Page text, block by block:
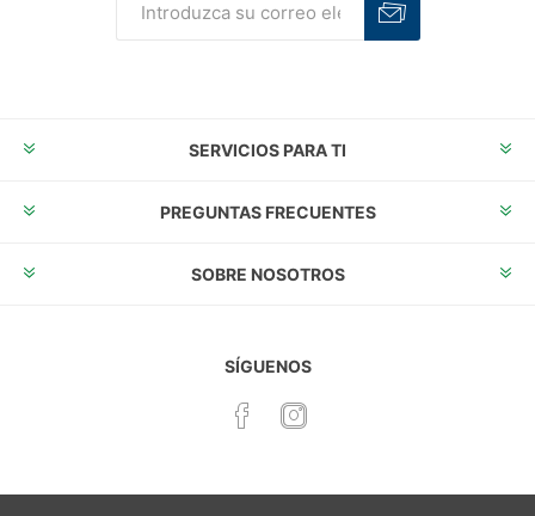
SERVICIOS PARA TI
PREGUNTAS FRECUENTES
SOBRE NOSOTROS
SÍGUENOS